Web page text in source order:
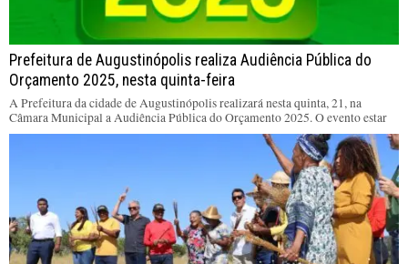
Prefeitura de Augustinópolis realiza Audiência Pública do
Orçamento 2025, nesta quinta-feira
A Prefeitura da cidade de Augustinópolis realizará nesta quinta, 21, na
Câmara Municipal a Audiência Pública do Orçamento 2025. O evento estar